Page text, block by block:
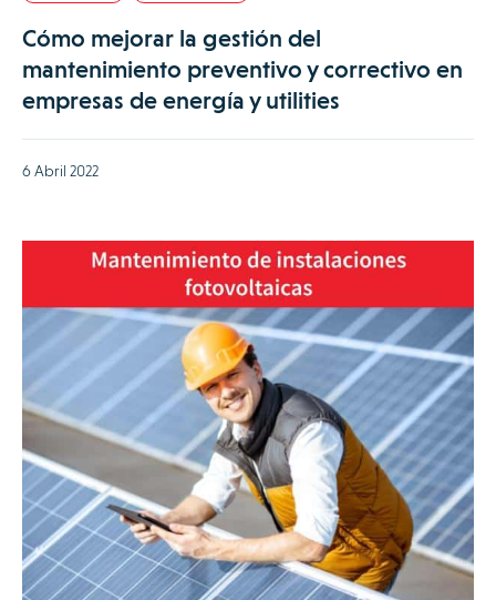
Cómo mejorar la gestión del
mantenimiento preventivo y correctivo en
empresas de energía y utilities
6 Abril 2022